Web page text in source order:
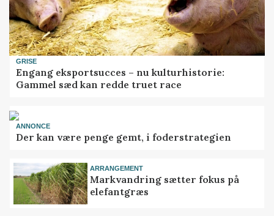
GRISE
Engang eksportsucces – nu kulturhistorie:
Gammel sæd kan redde truet race
ANNONCE
Der kan være penge gemt, i foderstrategien
ARRANGEMENT
Markvandring sætter fokus på
elefantgræs